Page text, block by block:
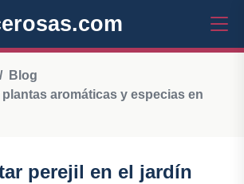
Blog
aromáticas y especias en
perejil en el jardín